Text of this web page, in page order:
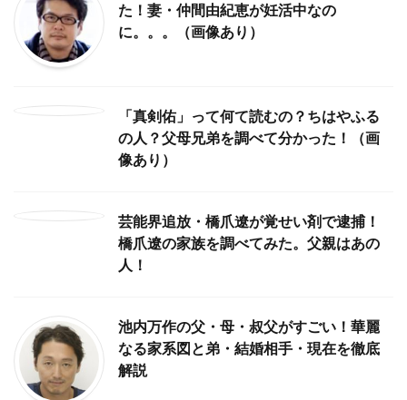
た！妻・仲間由紀恵が妊活中なの
に。。。（画像あり）
「真剣佑」って何て読むの？ちはやふる
の人？父母兄弟を調べて分かった！（画
像あり）
芸能界追放・橋爪遼が覚せい剤で逮捕！
橋爪遼の家族を調べてみた。父親はあの
人！
池内万作の父・母・叔父がすごい！華麗
なる家系図と弟・結婚相手・現在を徹底
解説